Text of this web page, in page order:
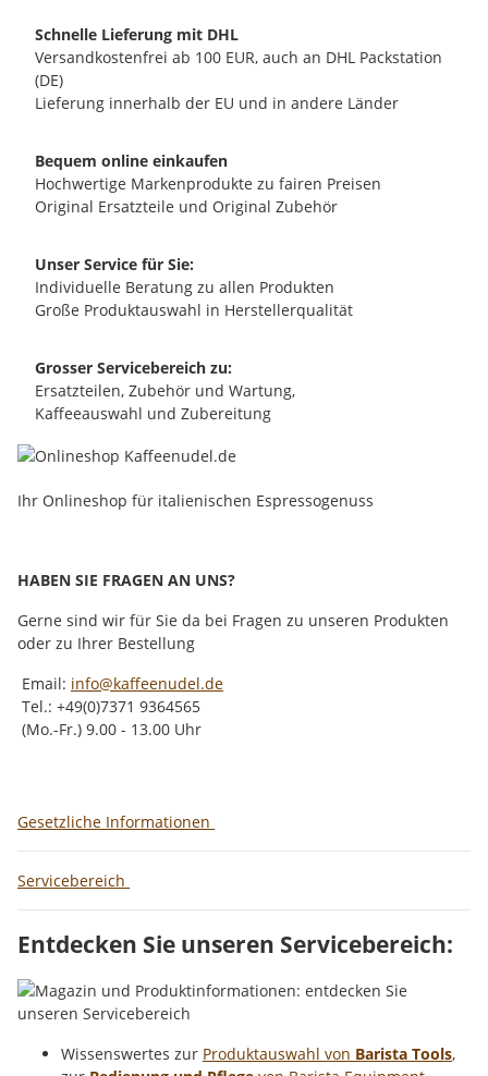
Schnelle Lieferung mit DHL
Versandkostenfrei ab 100 EUR, auch an DHL Packstation
(DE)
Lieferung innerhalb der EU und in andere Länder
Bequem online einkaufen
Hochwertige Markenprodukte zu fairen Preisen
Original Ersatzteile und Original Zubehör
Unser Service für Sie:
Individuelle Beratung zu allen Produkten
Große Produktauswahl in Herstellerqualität
Grosser Servicebereich zu:
Ersatzteilen, Zubehör und Wartung,
Kaffeeauswahl und Zubereitung
Ihr Onlineshop für italienischen Espressogenuss
HABEN SIE FRAGEN AN UNS?
Gerne sind wir für Sie da bei Fragen zu unseren Produkten
oder zu Ihrer Bestellung
Email: info@kaffeenudel.de
Tel.: +49(0)7371 9364565
(Mo.-Fr.) 9.00 - 13.00 Uhr
Gesetzliche Informationen
Servicebereich
Entdecken Sie unseren Servicebereich:
Wissenswertes zur Produktauswahl von Barista Tools,